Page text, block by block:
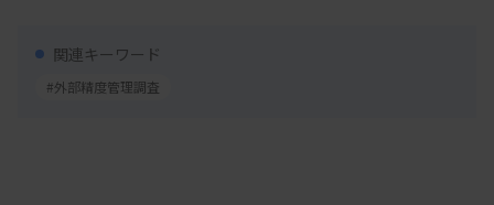
施設を除いて集計すると正解率が80.5％となり、評
価対象の基準である80％を超えたため。
関連キーワード
#外部精度管理調査